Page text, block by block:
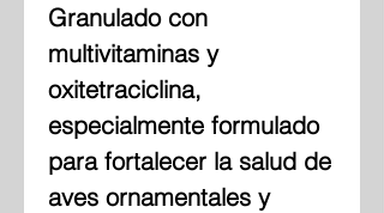
Granulado con
multivitaminas y
oxitetraciclina,
especialmente formulado
para fortalecer la salud de
aves ornamentales y